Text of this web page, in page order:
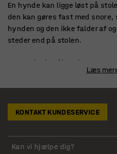
En hynde kan ligge løst på
den kan gøres fast med
hynden og den ikke falder af
steder end på stolen.
Stort udvalg af hynder
Hos AJ Produkter finder du
forskellige farver og former,
farverne. Vores hynder er
noget, for det er nødvendigt,
børn.
Med en behagelig hynde kan
Læs
KONTAKT KUNDESERVICE
Kan vi hjælpe dig?